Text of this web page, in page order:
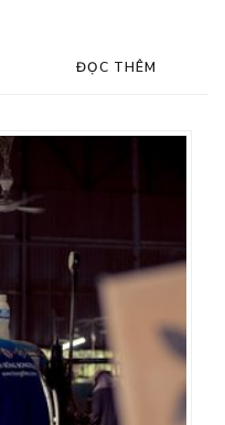
ĐỌC THÊM